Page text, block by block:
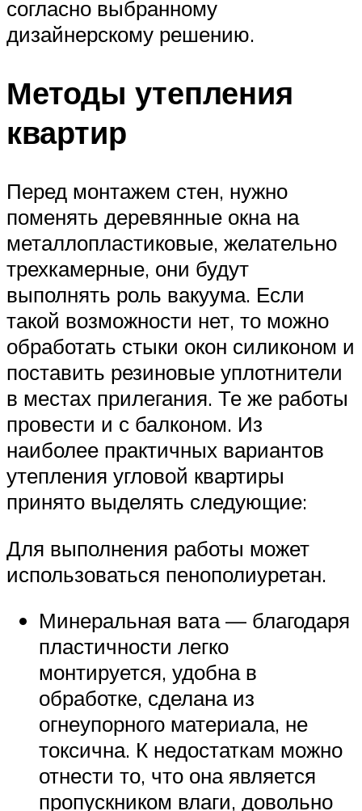
согласно выбранному
дизайнерскому решению.
Методы утепления
квартир
Перед монтажем стен, нужно
поменять деревянные окна на
металлопластиковые, желательно
трехкамерные, они будут
выполнять роль вакуума. Если
такой возможности нет, то можно
обработать стыки окон силиконом и
поставить резиновые уплотнители
в местах прилегания. Те же работы
провести и с балконом. Из
наиболее практичных вариантов
утепления угловой квартиры
принято выделять следующие:
Для выполнения работы может
использоваться пенополиуретан.
Минеральная вата — благодаря
пластичности легко
монтируется, удобна в
обработке, сделана из
огнеупорного материала, не
токсична. К недостаткам можно
отнести то, что она является
пропускником влаги, довольно